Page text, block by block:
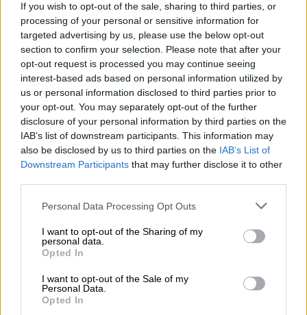
If you wish to opt-out of the sale, sharing to third parties, or
processing of your personal or sensitive information for
targeted advertising by us, please use the below opt-out
section to confirm your selection. Please note that after your
opt-out request is processed you may continue seeing
interest-based ads based on personal information utilized by
us or personal information disclosed to third parties prior to
your opt-out. You may separately opt-out of the further
disclosure of your personal information by third parties on the
IAB’s list of downstream participants. This information may
also be disclosed by us to third parties on the IAB’s List of
Downstream Participants that may further disclose it to other
Please note that this website/app uses one or more Google
not limited to your visit or usage behaviour. You may click to
grant or deny consent to Google and its third-party tags to
use your data for below specified purposes in below Google
consent section.
Personal Data Processing Opt Outs
I want to opt-out of the Sharing of my
personal data.
Opted In
I want to opt-out of the Sale of my
Personal Data.
Opted In
ΔΙΑΒΑΣΤΕ ΕΠΙΣΗΣ
Ελλάδα 24.01.2023 14:40
Σήφης Βαλυράκης: Προσπάθειες να
θαφτεί η υπόθεση καταγγέλλει η
οικογένεια - «Θα συνεχίσουμε τον
αγώνα»
Βαλυράκη,οΜανώλης Φωτάκης,
σημείωσε
στην ΕΡΤ Χανίων ότι οι δύο άντρες θα
βρεθούν ενώπιον του Μικτού Ορκωτού
κατέστη αμετάκλητο το παραπεμπτικό
βούλευμα που είχε εκδοθεί στα τέλη του